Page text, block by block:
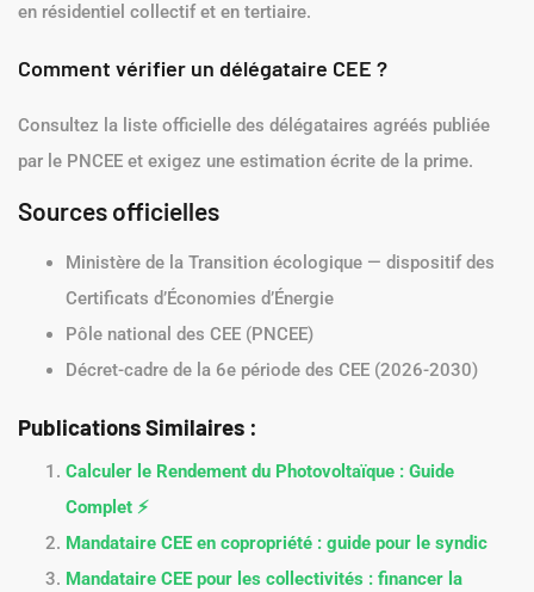
en résidentiel collectif et en tertiaire.
Comment vérifier un délégataire CEE ?
Consultez la liste officielle des délégataires agréés publiée
par le PNCEE et exigez une estimation écrite de la prime.
Sources officielles
Ministère de la Transition écologique — dispositif des
Certificats d’Économies d’Énergie
Pôle national des CEE (PNCEE)
Décret-cadre de la 6e période des CEE (2026-2030)
Publications Similaires :
Calculer le Rendement du Photovoltaïque : Guide
Complet ⚡
Mandataire CEE en copropriété : guide pour le syndic
Mandataire CEE pour les collectivités : financer la